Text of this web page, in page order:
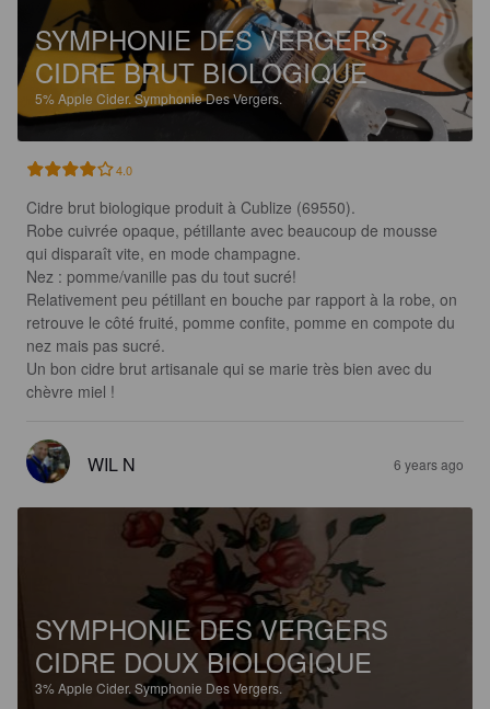
SYMPHONIE DES VERGERS
CIDRE BRUT BIOLOGIQUE
5%Apple Cider.Symphonie Des Vergers.
4.0
Cidre brut biologique produit à Cublize (69550).
Robe cuivrée opaque, pétillante avec beaucoup de mousse
qui disparaît vite, en mode champagne.
Nez : pomme/vanille pas du tout sucré!
Relativement peu pétillant en bouche par rapport à la robe, on
retrouve le côté fruité, pomme confite, pomme en compote du
nez mais pas sucré.
Un bon cidre brut artisanale qui se marie très bien avec du
chèvre miel !
WIL N 6 years ago
SYMPHONIE DES VERGERS
CIDRE DOUX BIOLOGIQUE
3%Apple Cider. Symphonie Des Vergers.